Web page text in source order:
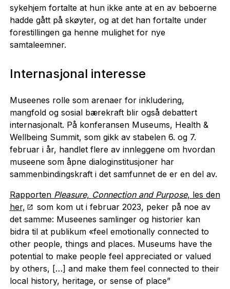
sykehjem fortalte at hun ikke ante at en av beboerne
hadde gått på skøyter, og at det han fortalte under
forestillingen ga henne mulighet for nye
samtaleemner.
Internasjonal interesse
Museenes rolle som arenaer for inkludering,
mangfold og sosial bærekraft blir også debattert
internasjonalt. På konferansen Museums, Health &
Wellbeing Summit, som gikk av stabelen 6. og 7.
februar i år, handlet flere av innleggene om hvordan
museene som åpne dialoginstitusjoner har
sammenbindingskraft i det samfunnet de er en del av.
Rapporten Pleasure, Connection and Purpose, les den
her,
som kom ut i februar 2023, peker på noe av
det samme: Museenes samlinger og historier kan
bidra til at publikum «feel emotionally connected to
other people, things and places. Museums have the
potential to make people feel appreciated or valued
by others, […] and make them feel connected to their
local history, heritage, or sense of place”